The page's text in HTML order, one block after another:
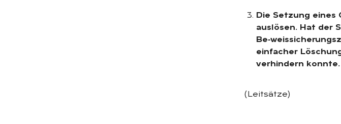
Die Setzung eines
auslösen. Hat der
einfacher
verhindern konnte.
(Leitsätze)